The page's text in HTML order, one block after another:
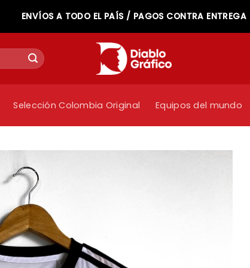
ENVÍOS A TODO EL PAÍS / PAGOS CONTRA ENTREGA
Selección Colombia Original Equipos del mundo